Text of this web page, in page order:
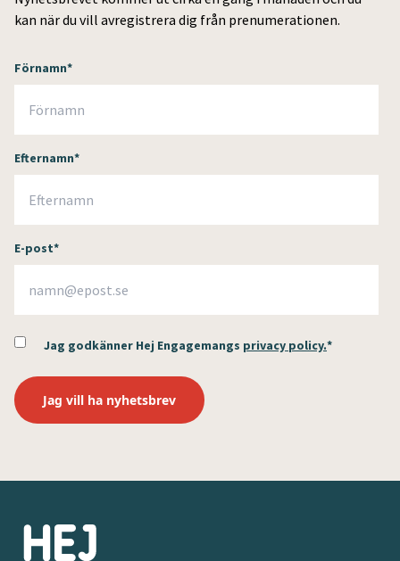
kan när du vill avregistrera dig från prenumerationen.
Förnamn*
Efternamn*
E-post*
Jag godkänner Hej Engagemangs privacy policy.*